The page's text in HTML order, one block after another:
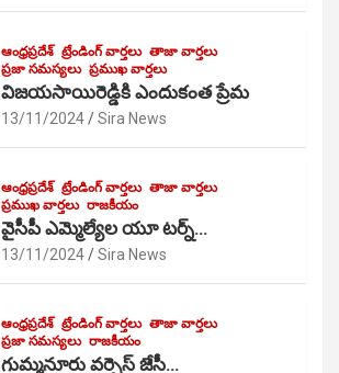
ఆంధ్రప్రదేశ్ ట్రేండింగ్ వార్తలు తాజా వార్తలు
ప్రజా సమస్యలు ప్రముఖ వార్తలు
విజయసాయిరెడ్డికి ఎందుకంత ప్రేమ
13/11/2024 Sira News
ఆంధ్రప్రదేశ్ ట్రేండింగ్ వార్తలు తాజా వార్తలు
ప్రముఖ వార్తలు రాజకీయం
వైసీపీ ఎమ్మెల్యేల యూ టర్న్…
13/11/2024 Sira News
ఆంధ్రప్రదేశ్ ట్రేండింగ్ వార్తలు తాజా వార్తలు
ప్రజా సమస్యలు రాజకీయం
గుమ్మనూరు వర్సెస్ జేసీ…